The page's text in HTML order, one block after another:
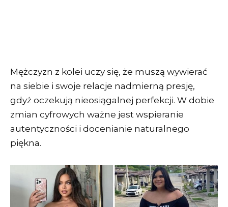
Mężczyzn z kolei uczy się, że muszą wywierać
na siebie i swoje relacje nadmierną presję,
gdyż oczekują nieosiągalnej perfekcji. W dobie
zmian cyfrowych ważne jest wspieranie
autentyczności i docenianie naturalnego
piękna.